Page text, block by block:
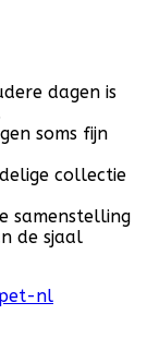
dagen is
soms fijn
collectie
samenstelling
de sjaal